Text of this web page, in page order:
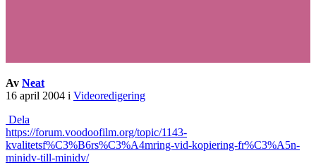
Av Neat
16 april 2004 i Videoredigering
Dela
https://forum.voodoofilm.org/topic/1143-
kvalitetsf%C3%B6rs%C3%A4mring-vid-kopiering-fr%C3%A5n-
minidv-till-minidv/